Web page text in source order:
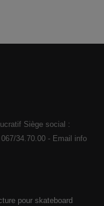
Siège social :
34.70.00 - Email info
pour skateboard